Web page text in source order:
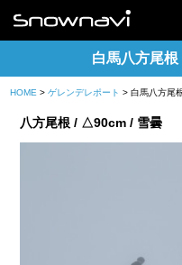
レポート
早割リフト
白馬八方尾
HOME >ゲレンデレポート > 白馬八方
八方尾根 / △90cm / 雪曇